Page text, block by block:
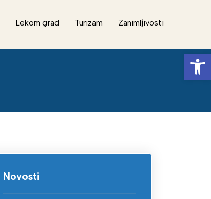
Lekom grad Turizam
Zanimljivosti
Novosti